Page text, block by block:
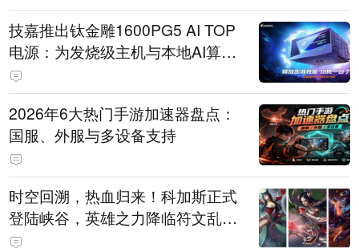
技嘉推出钛金雕1600PG5 AI TOP
电源：为发烧级主机与本地AI算力
打造旗舰供电方案
2026年6大热门手游加速器盘点：
国服、外服与多设备支持
时空回溯，热血归来！科加斯正式
登陆峡谷，英雄之力降临符文乱
斗！